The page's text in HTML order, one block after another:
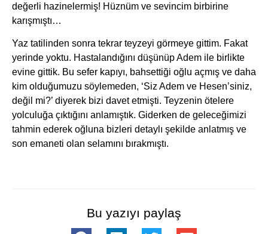
değerli hazinelermiş! Hüznüm ve sevincim birbirine
karışmıştı…
Yaz tatilinden sonra tekrar teyzeyi görmeye gittim. Fakat
yerinde yoktu. Hastalandığını düşünüp Adem ile birlikte
evine gittik. Bu sefer kapıyı, bahsettiği oğlu açmış ve daha
kim olduğumuzu söylemeden, ‘Siz Adem ve Hesen’siniz,
değil mi?’ diyerek bizi davet etmişti. Teyzenin ötelere
yolculuğa çıktığını anlamıştık. Giderken de geleceğimizi
tahmin ederek oğluna bizleri detaylı şekilde anlatmış ve
son emaneti olan selamını bırakmıştı.
Bu yazıyı paylaş